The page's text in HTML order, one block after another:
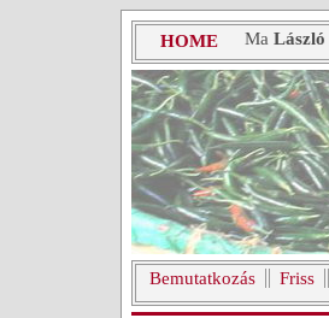
HOME Ma László
Bemutatkozás Friss